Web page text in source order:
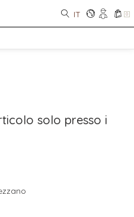
IT 0
solo presso i